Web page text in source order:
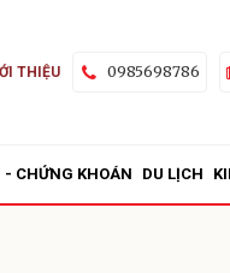
THIỆU 0985698786
CHỨNG KHOÁN DU LỊCH